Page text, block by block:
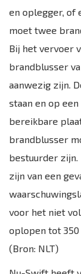
en oplegger, of
moet twee
Bij het vervoer
brandblusser
aanwezig zijn.
staan en op
bereikbare
brandblusser
bestuurder
zijn van een
voor het niet
oplopen tot
(Bron: NLT)